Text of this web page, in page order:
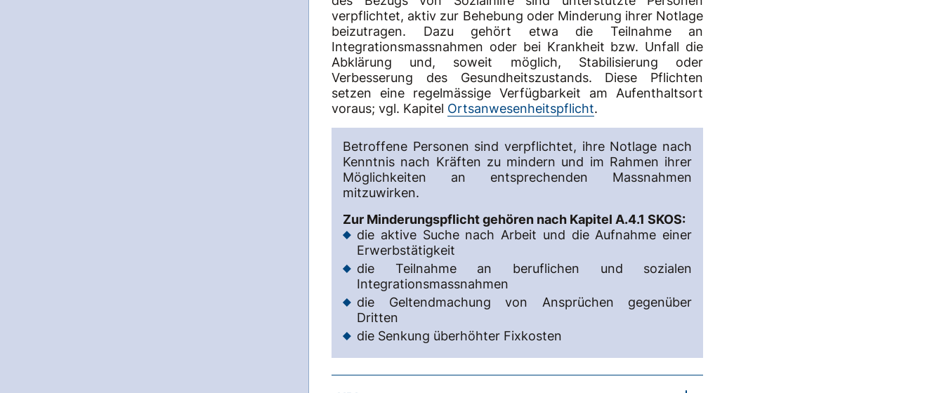
verpflichtet, aktiv zur Behebung oder Minderung ihrer Notlage
beizutragen. Dazu gehört etwa die Teilnahme an
Integrationsmassnahmen oder bei Krankheit bzw. Unfall die
Abklärung und, soweit möglich, Stabilisierung oder
Verbesserung des Gesundheitszustands. Diese Pflichten
setzen eine regelmässige Verfügbarkeit am Aufenthaltsort
voraus; vgl. Kapitel Ortsanwesenheitspflicht.
Betroffene Personen sind verpflichtet, ihre Notlage nach
Kenntnis nach Kräften zu mindern und im Rahmen ihrer
Möglichkeiten an entsprechenden Massnahmen
mitzuwirken.
Zur Minderungspflicht gehören nach Kapitel A.4.1 SKOS:
die aktive Suche nach Arbeit und die Aufnahme einer
Erwerbstätigkeit
die Teilnahme an beruflichen und sozialen
Integrationsmassnahmen
die Geltendmachung von Ansprüchen gegenüber
Dritten
die Senkung überhöhter Fixkosten